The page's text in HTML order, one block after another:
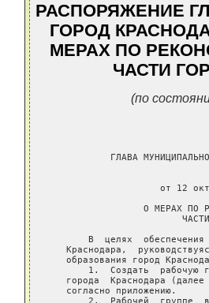
РАСПОРЯЖЕНИЕ
ГОРОД
МЕРАХ ПО
ЧАСТИ
(по
ГЛАВА
от 12
О МЕРАХ ПО
В  целях
Краснодара,
образования город
1.  Создать  рабочую
города  Краснодара
   согласно приложению.
2.  Рабочей  группе